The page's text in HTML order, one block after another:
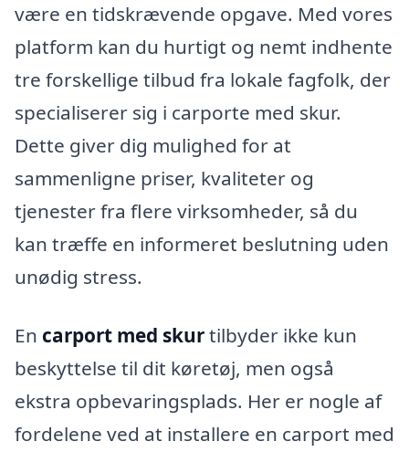
være en tidskrævende opgave. Med vores
platform kan du hurtigt og nemt indhente
tre forskellige tilbud fra lokale fagfolk, der
specialiserer sig i carporte med skur.
Dette giver dig mulighed for at
sammenligne priser, kvaliteter og
tjenester fra flere virksomheder, så du
kan træffe en informeret beslutning uden
unødig stress.
En carport med skurtilbyder ikke kun
beskyttelse til dit køretøj, men også
ekstra opbevaringsplads. Her er nogle af
fordelene ved at installere en carport med